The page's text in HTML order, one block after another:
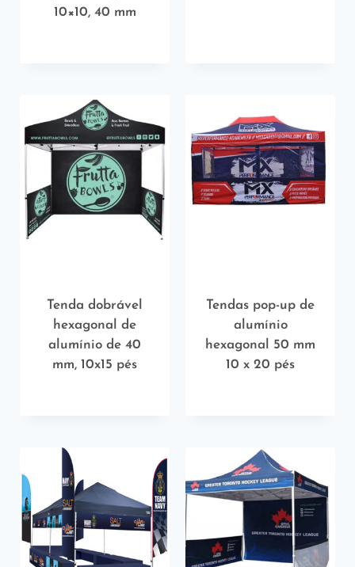
10×10, 40 mm
Tenda dobrável
hexagonal de
alumínio de 40
mm, 10x15 pés
Tendas pop-up de
alumínio
hexagonal 50 mm
10 x 20 pés